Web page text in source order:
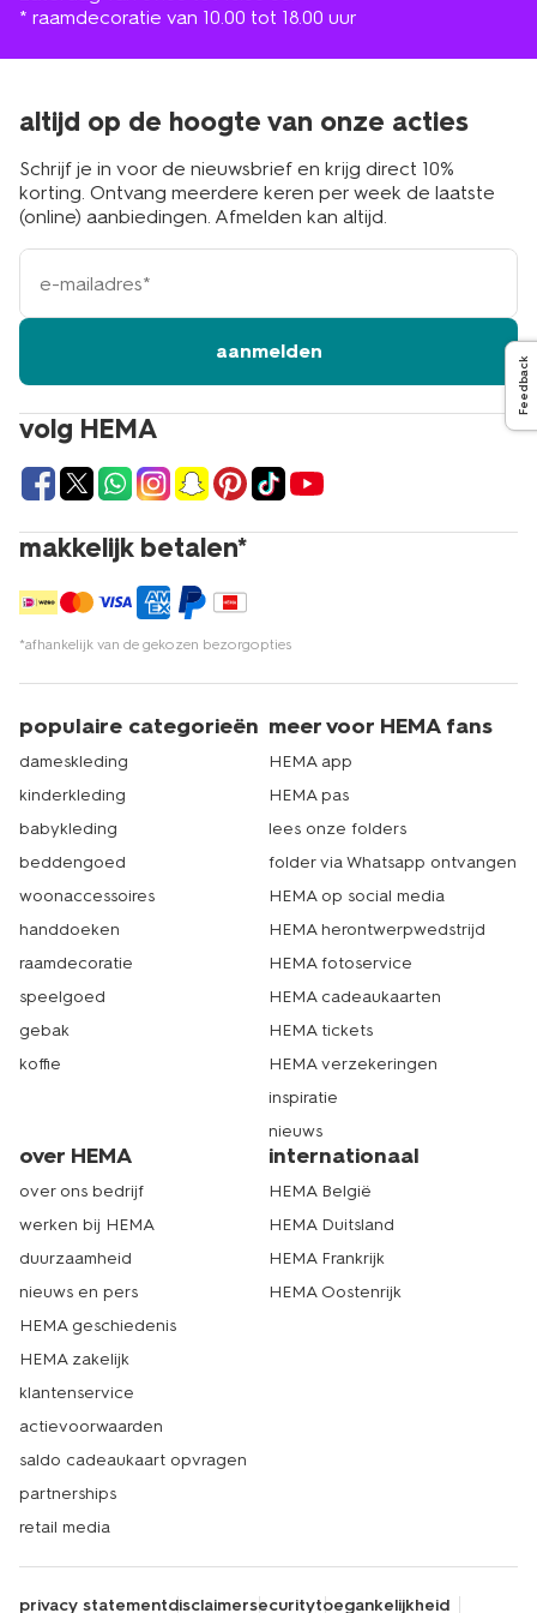
* raamdecoratie van 10.00 tot 18.00 uur
volg HEMA
makkelijk betalen*
*afhankelijk van de gekozen bezorgopties
altijd op de hoogte van onze acties
Schrijf je in voor de nieuwsbrief en krijg direct 10%
korting. Ontvang meerdere keren per week de laatste
(online) aanbiedingen. Afmelden kan altijd.
e-
mailadres
aanmelden
populaire categorieën
dameskleding
kinderkleding
babykleding
beddengoed
woonaccessoires
handdoeken
raamdecoratie
speelgoed
gebak
koffie
meer voor HEMA fans
HEMA app
HEMA pas
lees onze folders
folder via Whatsapp ontvangen
HEMA op social media
HEMA herontwerpwedstrijd
HEMA fotoservice
HEMA cadeaukaarten
HEMA tickets
HEMA verzekeringen
inspiratie
nieuws
over HEMA
over ons bedrijf
werken bij HEMA
duurzaamheid
nieuws en pers
HEMA geschiedenis
HEMA zakelijk
klantenservice
actievoorwaarden
saldo cadeaukaart opvragen
partnerships
retail media
internationaal
HEMA België
HEMA Duitsland
HEMA Frankrijk
HEMA Oostenrijk
privacy statementdisclaimersecuritytoegankelijkheid
Feedback